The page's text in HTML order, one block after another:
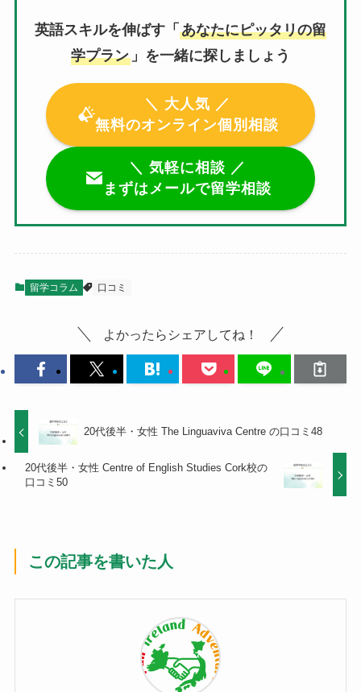
英語スキルを伸ばす「 あなたにピッタリの留
学プラン 」を一緒に探しましょう
＼ 大人気 ／
無料のオンライン個別相談
＼ 気軽に相談 ／
まずはメールで留学相談
留学コラム 口コミ
よかったらシェアしてね！
20代後半・女性 The Linguaviva Centre の口コミ48
20代後半・女性 Centre of English Studies Cork校の
口コミ50
この記事を書いた人